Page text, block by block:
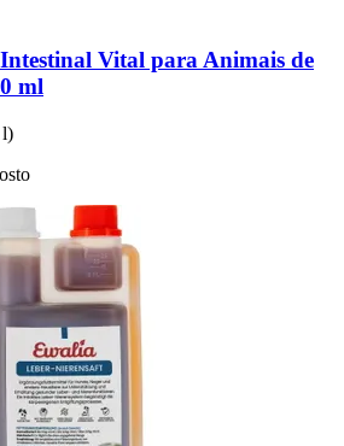
Vital para Animais de
ml
l)